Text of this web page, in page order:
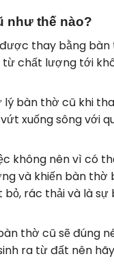
như thế nào?
thay bằng bàn
từ chất lượng tới
bàn thờ cũ khi
xuống sông với
không nên vì có
và khiến bàn thờ
rác thải và là sự
thờ cũ sẽ đúng
ra từ đất nên